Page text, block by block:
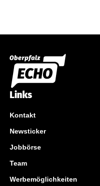
Links
Kontakt
Newsticker
Jobbörse
Team
Werbemöglichkeiten